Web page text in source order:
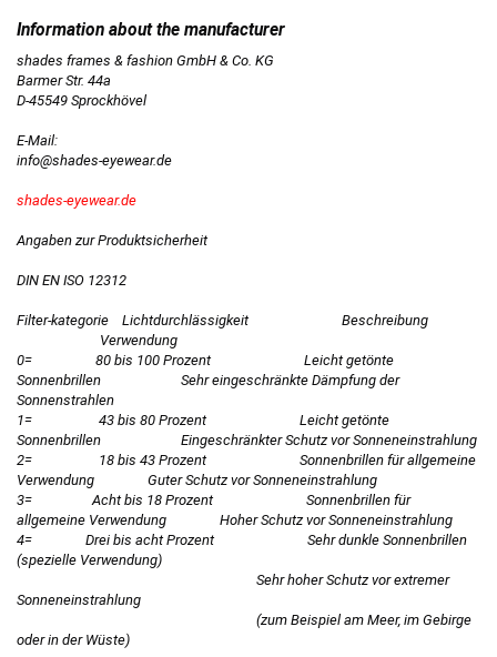
shades frames & fashion GmbH & Co. KG
Barmer Str. 44a
D-45549 Sprockhövel
E-Mail:
info@shades-eyewear.de
shades-eyewear.de
Angaben zur Produktsicherheit
DIN EN ISO 12312
Filter-kategorie Lichtdurchlässigkeit Beschreibung
Verwendung
0= 80 bis 100 Prozent Leicht getönte
Sonnenbrillen Sehr eingeschränkte Dämpfung der
Sonnenstrahlen
1= 43 bis 80 Prozent Leicht getönte
Sonnenbrillen Eingeschränkter Schutz vor Sonneneinstrahlung
2= 18 bis 43 Prozent Sonnenbrillen für allgemeine
Verwendung Guter Schutz vor Sonneneinstrahlung
3= Acht bis 18 Prozent Sonnenbrillen für
allgemeine Verwendung Hoher Schutz vor Sonneneinstrahlung
4= Drei bis acht Prozent Sehr dunkle Sonnenbrillen
(spezielle Verwendung)
Sehr hoher Schutz vor extremer
Sonneneinstrahlung
(zum Beispiel am Meer, im Gebirge
oder in der Wüste)